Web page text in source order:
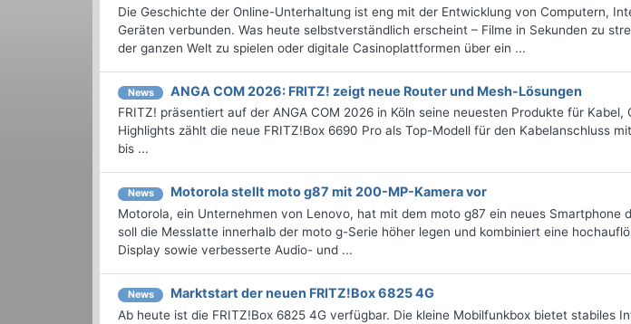
Die Geschichte der Online-Unterhaltung ist eng mit der Entwicklung von Computern,
Geräten verbunden. Was heute selbstverständlich erscheint – Filme in Sekunden zu
der ganzen Welt zu spielen oder digitale Casinoplattformen über ein ...
News ANGA COM 2026: FRITZ! zeigt neue Router und Mesh-Lösungen
FRITZ! präsentiert auf der ANGA COM 2026 in Köln seine neuesten Produkte für Kabel,
Highlights zählt die neue FRITZ!Box 6690 Pro als Top-Modell für den Kabelanschluss
bis ...
News Motorola stellt moto g87 mit 200-MP-Kamera vor
Motorola, ein Unternehmen von Lenovo, hat mit dem moto g87 ein neues Smartphone
soll die Messlatte innerhalb der moto g-Serie höher legen und kombiniert eine
Display sowie verbesserte Audio- und ...
News Marktstart der neuen FRITZ!Box 6825 4G
Ab heute ist die FRITZ!Box 6825 4G verfügbar. Die kleine Mobilfunkbox bietet stabiles